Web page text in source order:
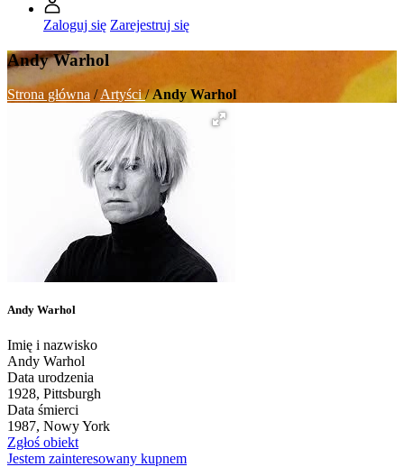
Zaloguj się Zarejestruj się
Andy Warhol
Strona główna /Artyści/Andy Warhol
Andy Warhol
Imię i nazwisko
Andy Warhol
Data urodzenia
1928, Pittsburgh
Data śmierci
1987, Nowy York
Zgłoś obiekt
Jestem zainteresowany kupnem